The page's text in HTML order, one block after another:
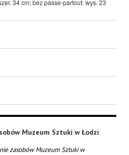
34 cm; bez passe-partout: wys. 23
Muzeum Sztuki w Łodzi
zasobów Muzeum Sztuki w